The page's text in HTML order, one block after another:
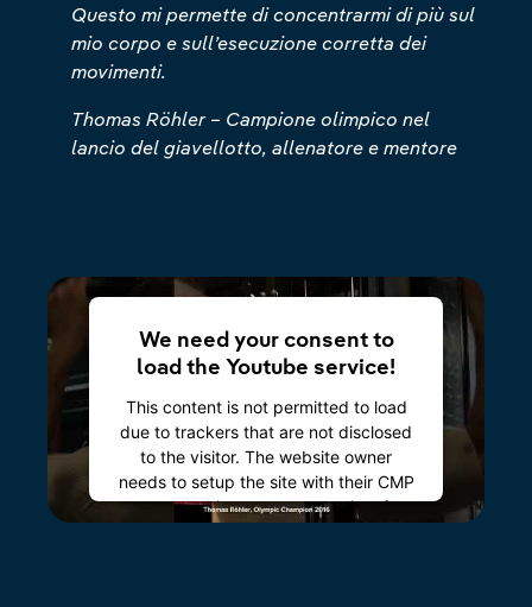
Questo mi permette di concentrarmi di più sul
mio corpo e sull’esecuzione corretta dei
movimenti.
Thomas Röhler – Campione olimpico nel
lancio del giavellotto, allenatore e mentore
We need your consent to
load the Youtube service!
This content is not permitted to load
due to trackers that are not disclosed
to the visitor. The website owner
needs to setup the site with their CMP
to add this content to the list of